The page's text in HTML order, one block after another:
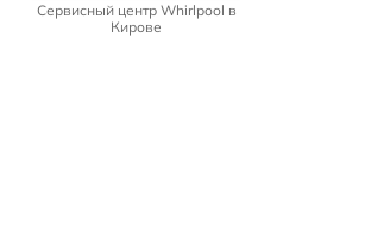
Сервисный центр Whirlpool в
Кирове